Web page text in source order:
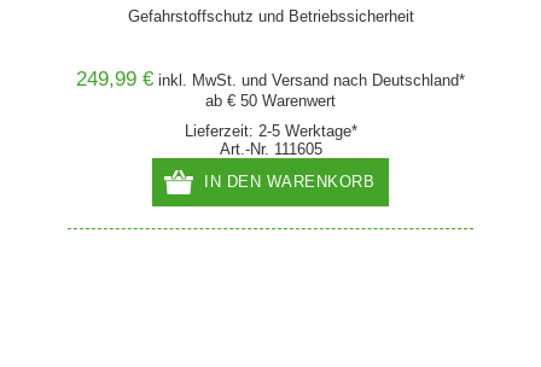
Gefahrstoffschutz und Betriebssicherheit
249,99 € inkl. MwSt. undVersand nach Deutschland*
ab € 50 Warenwert
Lieferzeit: 2-5 Werktage*
Art.-Nr. 111605
IN DEN WARENKORB